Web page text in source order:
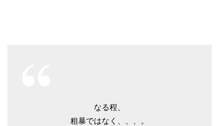
なる程、
粗暴ではなく、、、。